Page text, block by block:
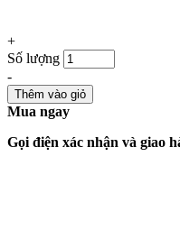
+
Số lượng
-
Thêm vào giỏ
Mua ngay
Gọi điện xác nhận và giao